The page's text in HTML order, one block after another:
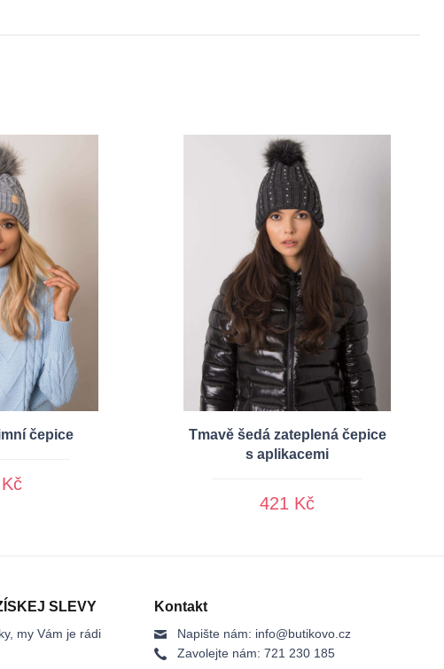
čepice
Tmavě šedá zateplená čepice
s aplikacemi
421 Kč
SLEVY
my Vám je rádi
Kontakt
Napište nám: info@butikovo.cz
Zavolejte nám: 721 230 185